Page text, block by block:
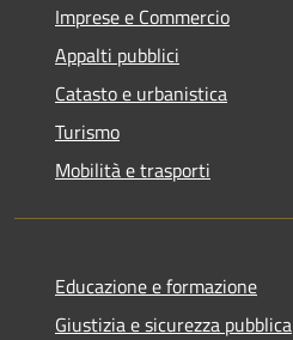
Imprese e Commercio
Appalti pubblici
Catasto e urbanistica
Turismo
Mobilità e trasporti
Educazione e formazione
Giustizia e sicurezza pubblica